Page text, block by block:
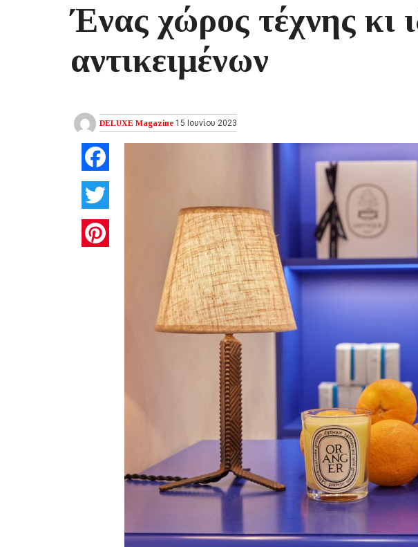
Ένας χώρος τέχνης κι
αντικειμένων
DELUXE Magazine 15 Ιουνίου 2023